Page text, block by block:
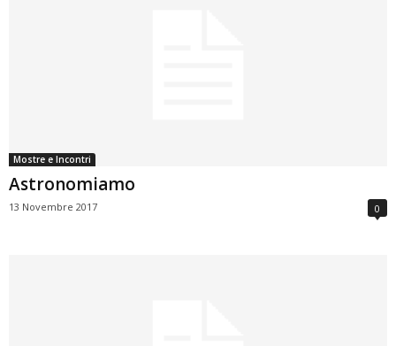
Mostre e Incontri
Astronomiamo
13 Novembre 2017 0